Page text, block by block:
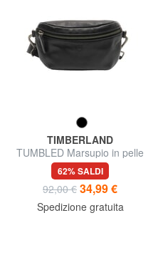
TIMBERLAND
TUMBLED Marsupio in pelle
62% SALDI
92,00 € 34,99 €
Spedizione gratuita